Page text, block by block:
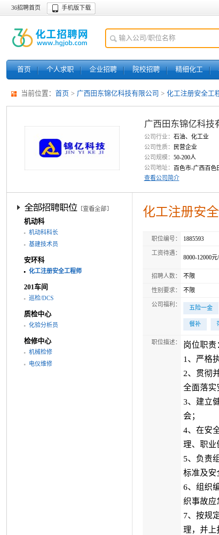
36招聘首页 手机版下载
首页 个人求职 企业招聘 院校招聘 精细化工
当前位置： 首页 > 广西田东锦亿科技有限公司 > 化工注册安全工
广西田东锦亿科技
公司行业： 石油、化工业
公司性质：
民营企业
公司规模： 50-200人
公司地址： 百色市-广西百色
查看公司简介
机动科
机动科科长
基建技术员
安环科
化工注册安全工程师
201车间
巡检/DCS
质检中心
化验分析员
检修中心
机械检修
电仪维修
化工注册安
职位编号： 1885593
工资待遇：
8000-12000元
招聘人数： 不限
性别要求： 不限
公司福利： 五险一金
餐补
职位描述：
岗位职责
1、严格
2、贯彻
全面落实
3、建立
会；
4、在安
理、职业
5、负责
标准及安
6、组织
织事故应
7、按规
理，并上